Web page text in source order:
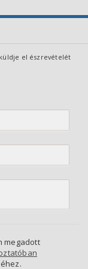
el észrevételét
megadott